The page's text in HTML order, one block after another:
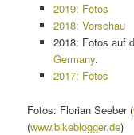
2019: Fotos
2018: Vorschau
2018: Fotos auf
Germany.
2017: Fotos
Fotos: Florian Seeber (
(www.bikeblogger.de)